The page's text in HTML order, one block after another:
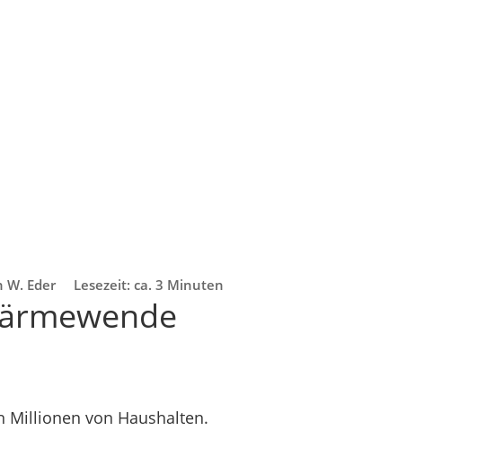
W. Eder Lesezeit: ca. 3 Minuten
Millionen von Haushalten.